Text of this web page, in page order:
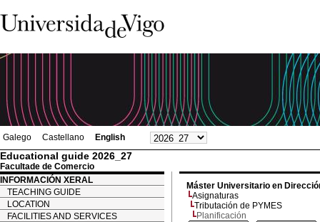
Galego Castellano English
Educational guide 2026_27
Facultade de Comercio
INFORMACIÓN XERAL
TEACHING GUIDE
LOCATION
FACILITIES AND SERVICES
Máster Universitario en
Asignaturas
Tributación de PYMES
Planificación